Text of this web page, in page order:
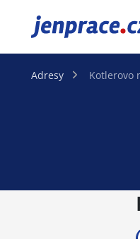
JenPráce.cz
Adresy Kotlerovo